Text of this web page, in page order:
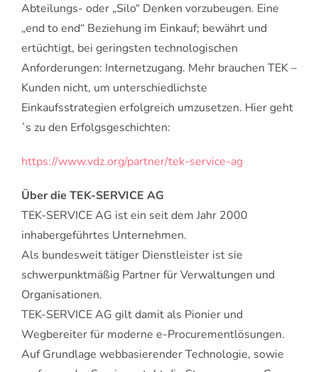
Abteilungs- oder „Silo“ Denken vorzubeugen. Eine
„end to end“ Beziehung im Einkauf; bewährt und
ertüchtigt, bei geringsten technologischen
Anforderungen: Internetzugang. Mehr brauchen TEK –
Kunden nicht, um unterschiedlichste
Einkaufsstrategien erfolgreich umzusetzen. Hier geht
´s zu den Erfolgsgeschichten:
https://www.vdz.org/partner/tek-service-ag
Über die TEK-SERVICE AG
TEK-SERVICE AG ist ein seit dem Jahr 2000
inhabergeführtes Unternehmen.
Als bundesweit tätiger Dienstleister ist sie
schwerpunktmäßig Partner für Verwaltungen und
Organisationen.
TEK-SERVICE AG gilt damit als Pionier und
Wegbereiter für moderne e-Procurementlösungen.
Auf Grundlage webbasierender Technologie, sowie